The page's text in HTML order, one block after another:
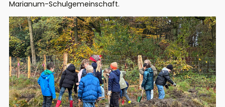
Marianum-Schulgemeinschaft.